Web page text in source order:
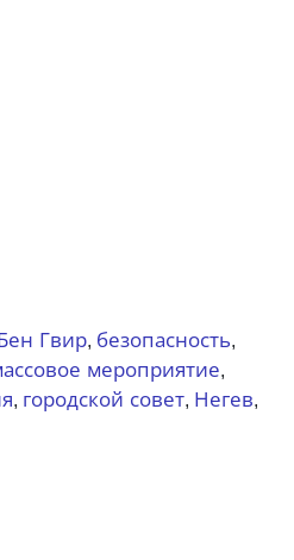
Гвир, безопасность,
мероприятие,
, городской совет, Негев,